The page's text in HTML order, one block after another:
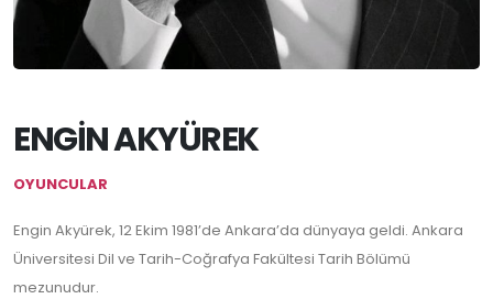
ENGİN AKYÜREK
OYUNCULAR
Engin Akyürek, 12 Ekim 1981’de Ankara’da dünyaya geldi. Ankara
Üniversitesi Dil ve Tarih-Coğrafya Fakültesi Tarih Bölümü
mezunudur.